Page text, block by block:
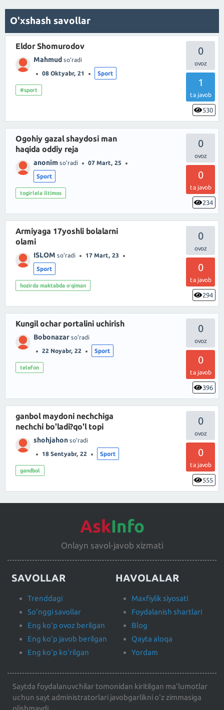
O'xshash savollar
0
1
ta javob
530
Eldor Shomurodov
Mahmud so'radi
08 Oktyabr, 21 Sport
#sport
0
0
ta javob
234
Ogohiy gazal shaydosi man
haqida oddiy reja
anonim so'radi 07 Mart, 25
Sport
togirlela iltimos
0
0
ta javob
294
Armiyaga 17yoshli bolalarni
olami
ISLOM so'radi 17 Mart, 23
Sport
hozirda maktabda oʻqiman
0
0
ta javob
396
Kungil ochar portalini uchirish
Bobonazar so'radi
22 Noyabr, 22 Sport
telefon
0
0
ta javob
555
ganbol maydoni nechchiga
nechchi bo'ladi?qo'l topi
shohjahon so'radi
18 Sentyabr, 22 Sport
gandbol
AskInfo
Onlayn savol-javob xizmati
SAVOLLAR
Trenddagi
So'nggi savollar
Eng ko'p ovoz berilgan
Eng ko'p javob berilgan
Eng ko'p ko'rilgan
HAVOLALAR
Maxfiylik siyosati
Foydalanish shartlari
Blog
Qayta aloqa
Yordam
Saytda foydalanuvchilar tomonidan kiritilgan ma'lumotlar
uchun sayt administratorlari javobgarlikni o'z zimmasiga